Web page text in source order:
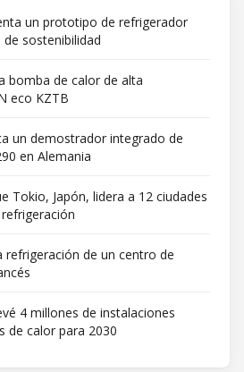
un prototipo de refrigerador
sostenibilidad
bomba de calor de alta
eco KZTB
un demostrador integrado de
en Alemania
Tokio, Japón, lidera a 12 ciudades
refrigeración de un centro de
4 millones de instalaciones
de calor para 2030